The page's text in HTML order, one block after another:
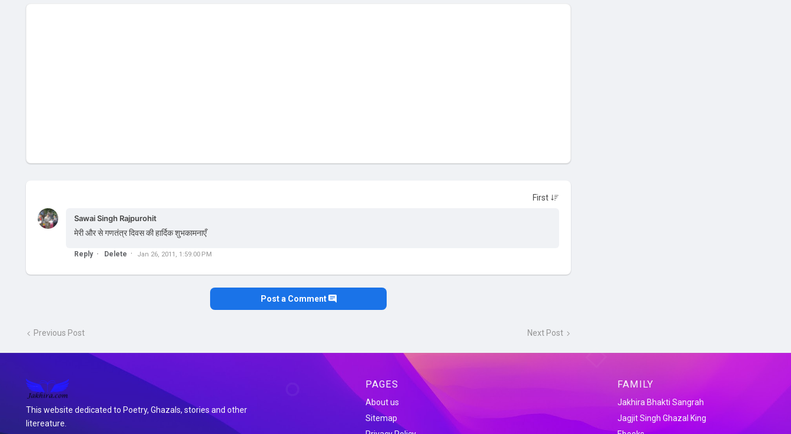
Sawai Singh Rajpurohit
मेरी और से गणतंत्र दिवस की हार्दिक शुभकामनाएँ
Reply Delete Jan 26, 2011, 1:59:00 PM
Post a Comment
Previous Post Next Post
This website dedicated to Poetry, Ghazals, stories and other
litereature.
PAGES
About us
Sitemap
FAMILY
Jakhira Bhakti Sangrah
Jagjit Singh Ghazal King